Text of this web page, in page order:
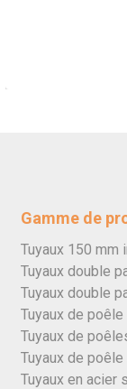
Gamme de
Tuyaux 150
Tuyaux double
Tuyaux double
Tuyaux de
Tuyaux de
Tuyaux de
Tuyaux en acier